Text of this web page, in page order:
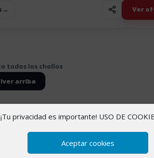
¡Tu privacidad es importante! USO DE
Aceptar cookies
Ver
todos los chollos
arriba
de AliExpress, Amazon y otras